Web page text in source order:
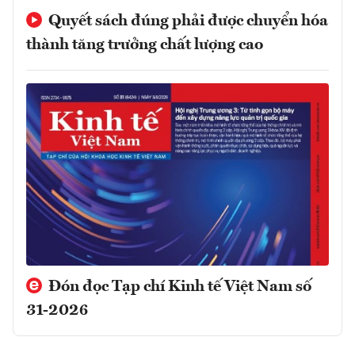
Quyết sách đúng phải được chuyển hóa
thành tăng trưởng chất lượng cao
Đón đọc Tạp chí Kinh tế Việt Nam số
31-2026